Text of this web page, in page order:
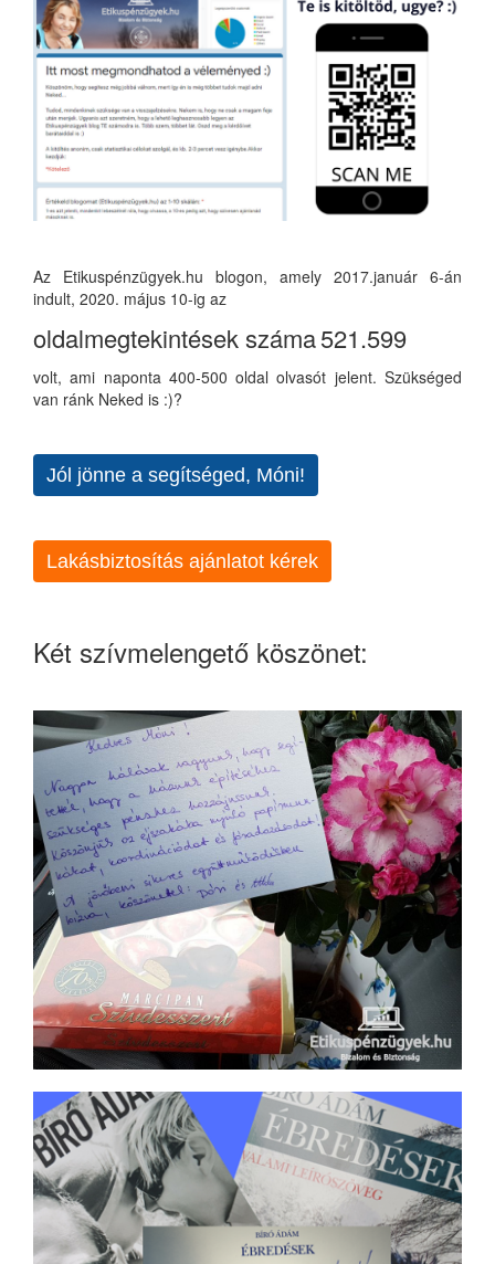
Az Etikuspénzügyek.hu blogon, amely 2017.január 6-án
indult, 2020. május 10-ig az
oldalmegtekintések száma521.599
volt, ami naponta 400-500 oldal olvasót jelent. Szükséged
van ránk Neked is :)?
Jól jönne a segítséged, Móni!
Lakásbiztosítás ajánlatot kérek
Két szívmelengető köszönet: